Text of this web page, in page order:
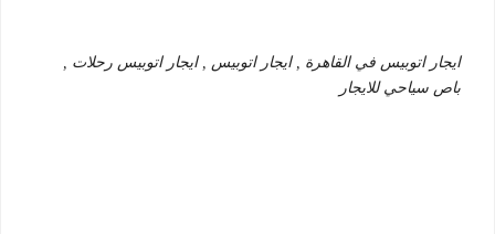
ايجار اتوبيس في القاهرة , ايجار اتوبيس , ايجار اتوبيس رحلات ,
باص سياحي للايجار